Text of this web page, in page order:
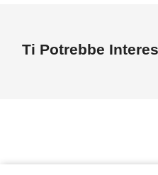
Ti Potrebbe